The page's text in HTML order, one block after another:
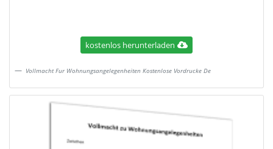
kostenlos herunterladen
Vollmacht Fur Wohnungsangelegenheiten Kostenlose Vordrucke De